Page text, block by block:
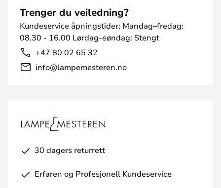
Trenger du veiledning?
Kundeservice åpningstider: Mandag–fredag:
08.30 - 16.00 Lørdag–søndag: Stengt
+47 80 02 65 32
info@lampemesteren.no
30 dagers returrett
Erfaren og Profesjonell Kundeservice